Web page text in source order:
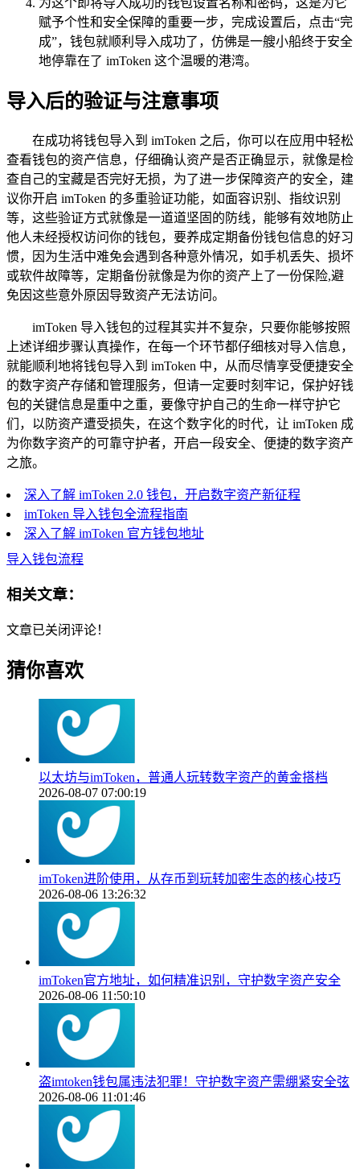
赋予个性和安全保障的重要一步，完成设置后，点击“完
成”，钱包就顺利导入成功了，仿佛是一艘小船终于安全
地停靠在了 imToken 这个温暖的港湾。
导入后的验证与注意事项
在成功将钱包导入到 imToken 之后，你可以在应用中轻松
查看钱包的资产信息，仔细确认资产是否正确显示，就像是检
查自己的宝藏是否完好无损，为了进一步保障资产的安全，建
议你开启 imToken 的多重验证功能，如面容识别、指纹识别
等，这些验证方式就像是一道道坚固的防线，能够有效地防止
他人未经授权访问你的钱包，要养成定期备份钱包信息的好习
惯，因为生活中难免会遇到各种意外情况，如手机丢失、损坏
或软件故障等，定期备份就像是为你的资产上了一份保险,避
免因这些意外原因导致资产无法访问。
imToken 导入钱包的过程其实并不复杂，只要你能够按照
上述详细步骤认真操作，在每一个环节都仔细核对导入信息，
就能顺利地将钱包导入到 imToken 中，从而尽情享受便捷安全
的数字资产存储和管理服务，但请一定要时刻牢记，保护好钱
包的关键信息是重中之重，要像守护自己的生命一样守护它
们，以防资产遭受损失，在这个数字化的时代，让 imToken 成
为你数字资产的可靠守护者，开启一段安全、便捷的数字资产
之旅。
深入了解 imToken 2.0 钱包，开启数字资产新征程
imToken 导入钱包全流程指南
深入了解 imToken 官方钱包地址
导入钱包流程
相关文章：
文章已关闭评论！
猜你喜欢
以太坊与imToken，普通人玩转数字资产的黄金搭档
2026-08-07 07:00:19
imToken进阶使用，从存币到玩转加密生态的核心技巧
2026-08-06 13:26:32
imToken官方地址，如何精准识别，守护数字资产安全
2026-08-06 11:50:10
盗imtoken钱包属违法犯罪！守护数字资产需绷紧安全弦
2026-08-06 11:01:46